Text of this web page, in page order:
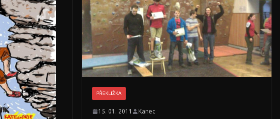
PŘEKLIŽKA
15. 01. 2011 Kanec